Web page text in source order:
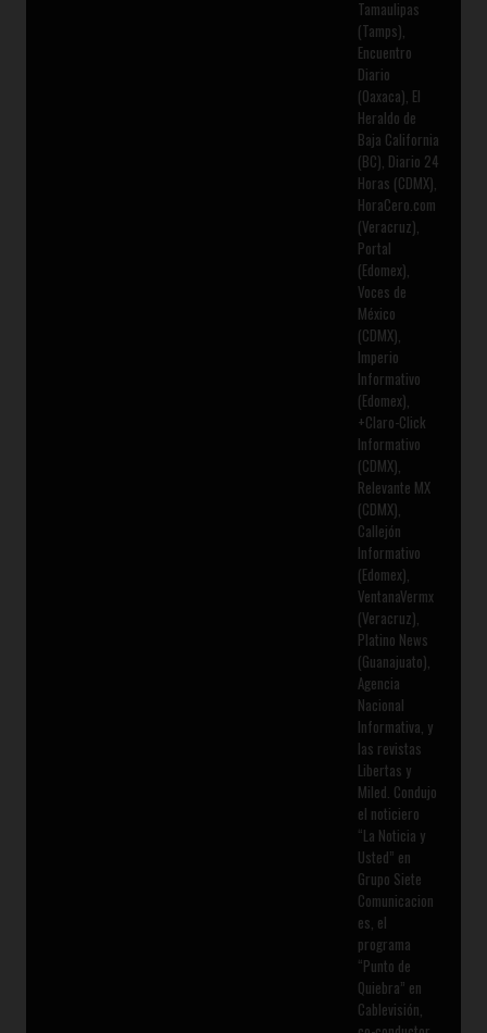
Tamaulipas
(Tamps),
Encuentro
Diario
(Oaxaca), El
Heraldo de
Baja California
(BC), Diario 24
Horas (CDMX),
HoraCero.com
(Veracruz),
Portal
(Edomex),
Voces de
México
(CDMX),
Imperio
Informativo
(Edomex),
+Claro-Click
Informativo
(CDMX),
Relevante MX
(CDMX),
Callejón
Informativo
(Edomex),
VentanaVermx
(Veracruz),
Platino News
(Guanajuato),
Agencia
Nacional
Informativa, y
las revistas
Libertas y
Miled. Condujo
el noticiero
“La Noticia y
Usted” en
Grupo Siete
Comunicacion
es, el
programa
“Punto de
Quiebra” en
Cablevisión,